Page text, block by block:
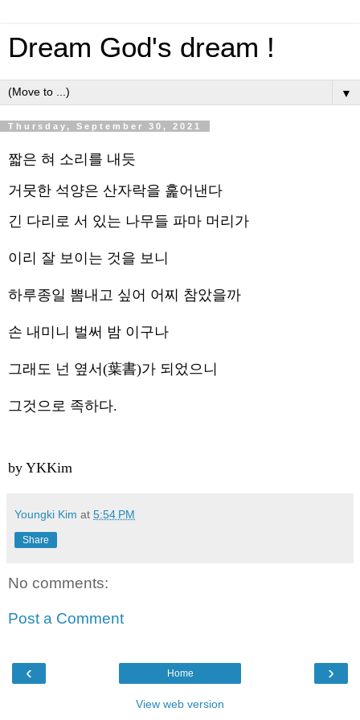
Dream God's dream !
▼
Thursday, September 30, 2021
짧은 혀 소리를 내듯
거뭇한 석양은 산자락을 훑어낸다
긴 다리로 서 있는 나무들 파마 머리가
이리 잘 보이는 것을 보니
하루종일 뽐내고 싶어 어찌 참았을까
손 내미니 벌써 밤 이구나
그래도 넌 옆서(葉書)가 되었으니
그것으로 족하다.
by YKKim
Youngki Kim at 5:54 PM
Share
No comments:
Post a Comment
‹ ›
Home
View web version